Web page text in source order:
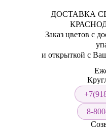
ДОСТАВКА
Заказ цветов с
и открыткой с
8-